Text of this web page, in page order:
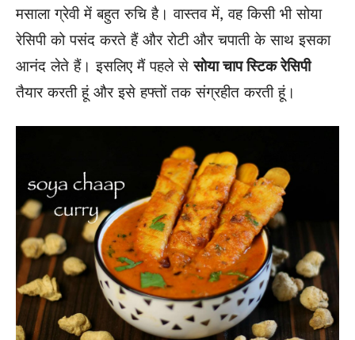
मसाला ग्रेवी में बहुत रुचि है। वास्तव में, वह किसी भी सोया
रेसिपी को पसंद करते हैं और रोटी और चपाती के साथ इसका
आनंद लेते हैं। इसलिए मैं पहले सेसोया चाप स्टिक रेसिपी
तैयार करती हूं और इसे हफ्तों तक संग्रहीत करती हूं।